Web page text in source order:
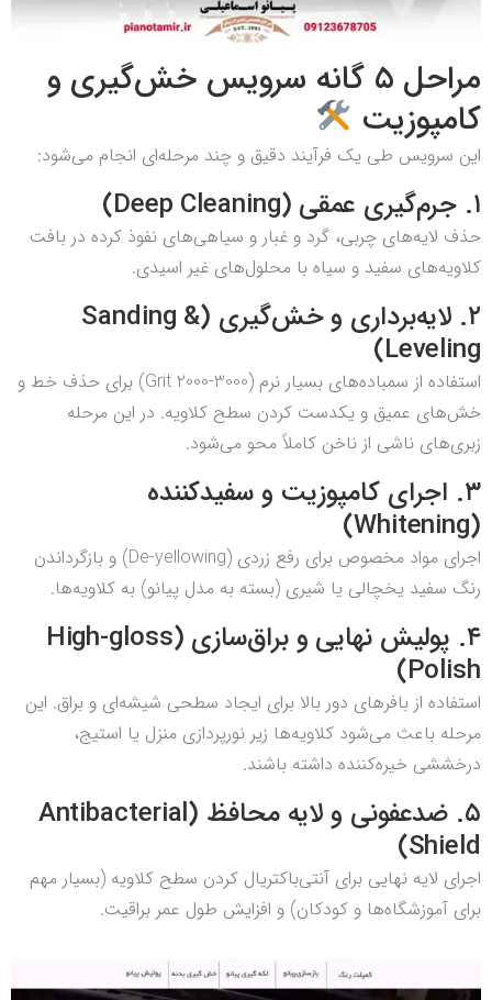
مراحل ۵ گانه سرویس خش‌گیری و
کامپوزیت
این سرویس طی یک فرآیند دقیق و چند مرحله‌ای انجام می‌شود:
۱. جرم‌گیری عمقی (Deep Cleaning)
حذف لایه‌های چربی، گرد و غبار و سیاهی‌های نفوذ کرده در بافت
کلاویه‌های سفید و سیاه با محلول‌های غیر اسیدی.
۲. لایه‌برداری و خش‌گیری (Sanding &
Leveling)
استفاده از سمباده‌های بسیار نرم (Grit 2000-3000) برای حذف خط و
خش‌های عمیق و یکدست کردن سطح کلاویه. در این مرحله
زبری‌های ناشی از ناخن کاملاً محو می‌شود.
۳. اجرای کامپوزیت و سفیدکننده
(Whitening)
اجرای مواد مخصوص برای رفع زردی (De-yellowing) و بازگرداندن
رنگ سفید یخچالی یا شیری (بسته به مدل پیانو) به کلاویه‌ها.
۴. پولیش نهایی و براق‌سازی (High-gloss
Polish)
استفاده از بافرهای دور بالا برای ایجاد سطحی شیشه‌ای و براق. این
مرحله باعث می‌شود کلاویه‌ها زیر نورپردازی منزل یا استیج،
درخششی خیره‌کننده داشته باشند.
۵. ضدعفونی و لایه محافظ (Antibacterial
Shield)
اجرای لایه نهایی برای آنتی‌باکتریال کردن سطح کلاویه (بسیار مهم
برای آموزشگاه‌ها و کودکان) و افزایش طول عمر براقیت.